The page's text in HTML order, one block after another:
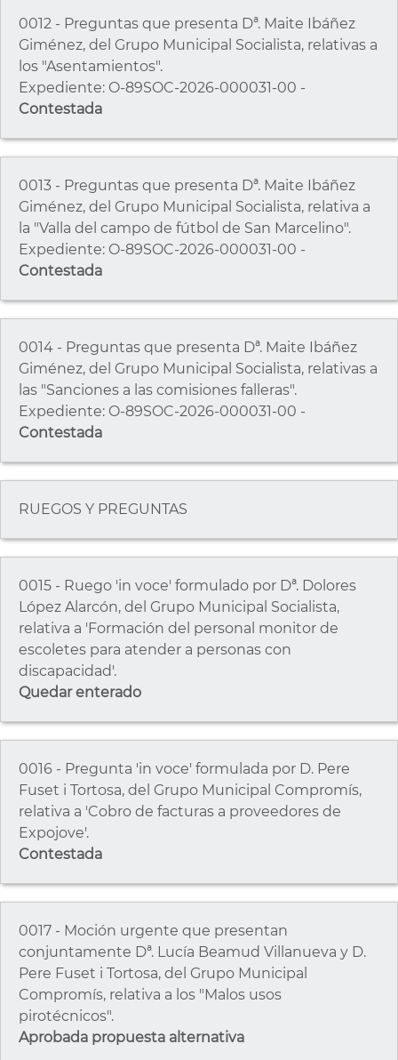
0012 - Preguntas que presenta Dª. Maite Ibáñez
Giménez, del Grupo Municipal Socialista, relativas a
los "Asentamientos".
Expediente: O-89SOC-2026-000031-00 -
Contestada
0013 - Preguntas que presenta Dª. Maite Ibáñez
Giménez, del Grupo Municipal Socialista, relativa a
la "Valla del campo de fútbol de San Marcelino".
Expediente: O-89SOC-2026-000031-00 -
Contestada
0014 - Preguntas que presenta Dª. Maite Ibáñez
Giménez, del Grupo Municipal Socialista, relativas a
las "Sanciones a las comisiones falleras".
Expediente: O-89SOC-2026-000031-00 -
Contestada
RUEGOS Y PREGUNTAS
0015 - Ruego 'in voce' formulado por Dª. Dolores
López Alarcón, del Grupo Municipal Socialista,
relativa a 'Formación del personal monitor de
escoletes para atender a personas con
discapacidad'.
Quedar enterado
0016 - Pregunta 'in voce' formulada por D. Pere
Fuset i Tortosa, del Grupo Municipal Compromís,
relativa a 'Cobro de facturas a proveedores de
Expojove'.
Contestada
0017 - Moción urgente que presentan
conjuntamente Dª. Lucía Beamud Villanueva y D.
Pere Fuset i Tortosa, del Grupo Municipal
Compromís, relativa a los "Malos usos
pirotécnicos".
Aprobada propuesta alternativa